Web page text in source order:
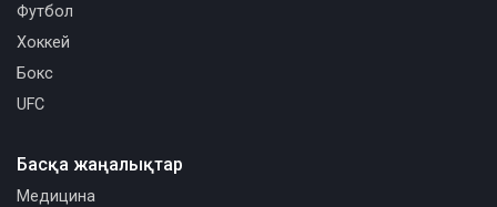
Футбол
Хоккей
Бокс
UFC
Басқа жаңалықтар
Медицина